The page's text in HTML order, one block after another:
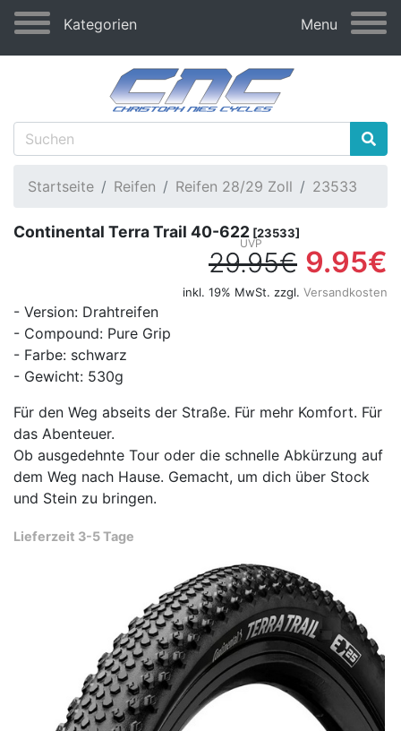
Kategorien Menu
Startseite Reifen Reifen 28/29 Zoll 23533
Continental Terra Trail 40-622 [23533]
29.95€ 9.95€
inkl. 19% MwSt. zzgl. Versandkosten
- Version: Drahtreifen
- Compound: Pure Grip
- Farbe: schwarz
- Gewicht: 530g
Für den Weg abseits der Straße. Für mehr Komfort. Für
das Abenteuer.
Ob ausgedehnte Tour oder die schnelle Abkürzung auf
dem Weg nach Hause. Gemacht, um dich über Stock
und Stein zu bringen.
Lieferzeit 3-5 Tage